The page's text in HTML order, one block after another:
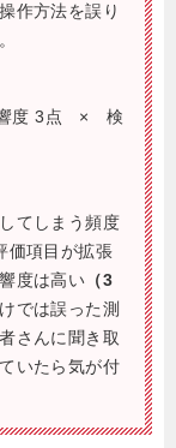
作方法を誤り
度3点 × 検
てしまう頻度
価項目が拡張
度は高い （3
では誤った測
さんに聞き取
いたら気が付